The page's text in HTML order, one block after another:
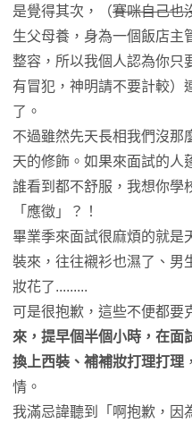
是覺得其次，（賽咪自己也
生父母養，身為一個飯店主
整容，所以我個人認為你只
有冒犯，神明請不要計較）
了。
不過雖然先天長相我們沒那
天的修飾。如果來面試的人
誰看到都不舒服，我想你學
「應徵」？！
畢業季來面試很麻煩的就是
裝來，往往襯衫也濕了、男
妝花了.........
可是很抱歉，這些不便都要
來，提早個半個小時，在面
換上西裝、補補妝打理打理
情。
我滿忌諱聽到「啊抱歉，因